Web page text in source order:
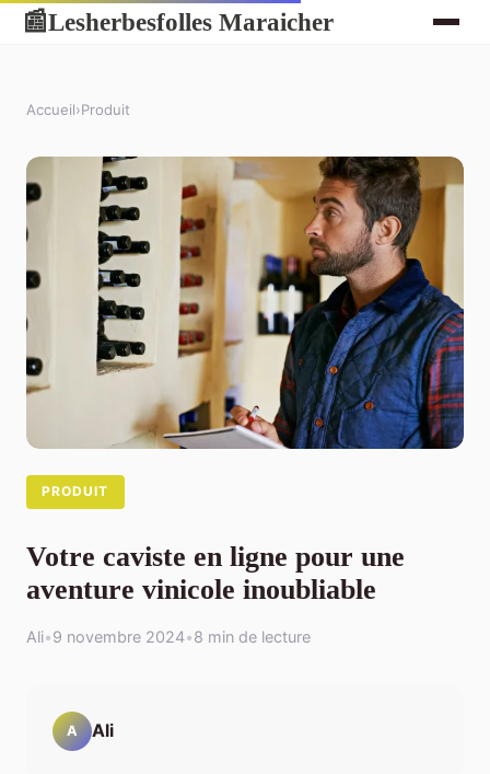
📰Lesherbesfolles Maraicher
Accueil›Produit
PRODUIT
Votre caviste en ligne pour une
aventure vinicole inoubliable
Ali•9 novembre 2024•8 min de lecture
A Ali